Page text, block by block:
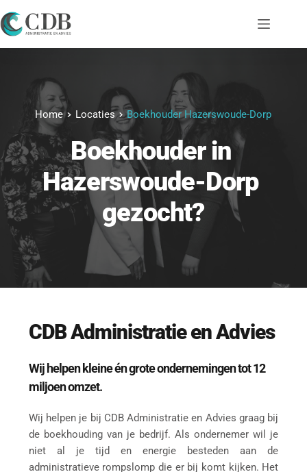
naar
de
Home Locaties Boekhouder Hazerswoude-Dorp
Boekhouder
in
Hazerswoude-Dorp
gezocht?
CDB Administratie en Advies
Wij helpen kleine én grote ondernemingen tot 12
miljoen omzet.
Wij helpen je bij CDB Administratie en Advies graag bij
de boekhouding van je bedrijf. Als ondernemer wil je
niet al je tijd en energie besteden aan de
administratieve rompslomp die er bij komt kijken. Het